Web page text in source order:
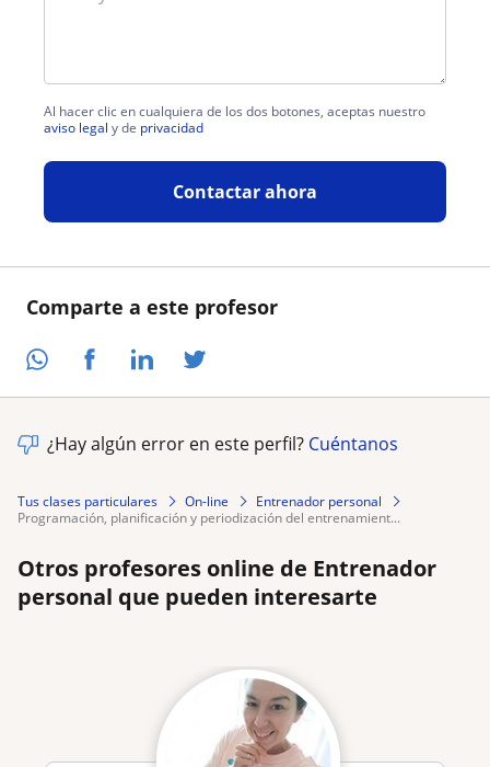
Comparte a este profesor
Al hacer clic en cualquiera de los dos botones, aceptas nuestro
aviso legal y de privacidad
Contactar ahora
¿Hay algún error en este perfil? Cuéntanos
Tus clases particulares On-line
Entrenador personal
programación, planificación y periodización del entrenamient...
Otros profesores online de Entrenador
personal que pueden interesarte